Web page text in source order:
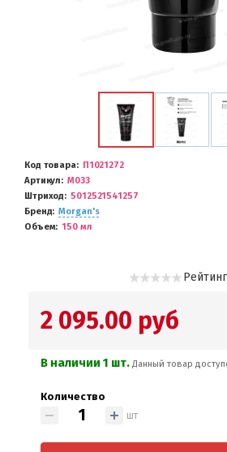
Код товара
П1021272
Артикул
М033
Штриход
5012521541257
Бренд
Morgan's
Объем
150 мл
Рейтинг
2 095.00 руб
В наличии 1 шт. Данный товар
Количество
шт